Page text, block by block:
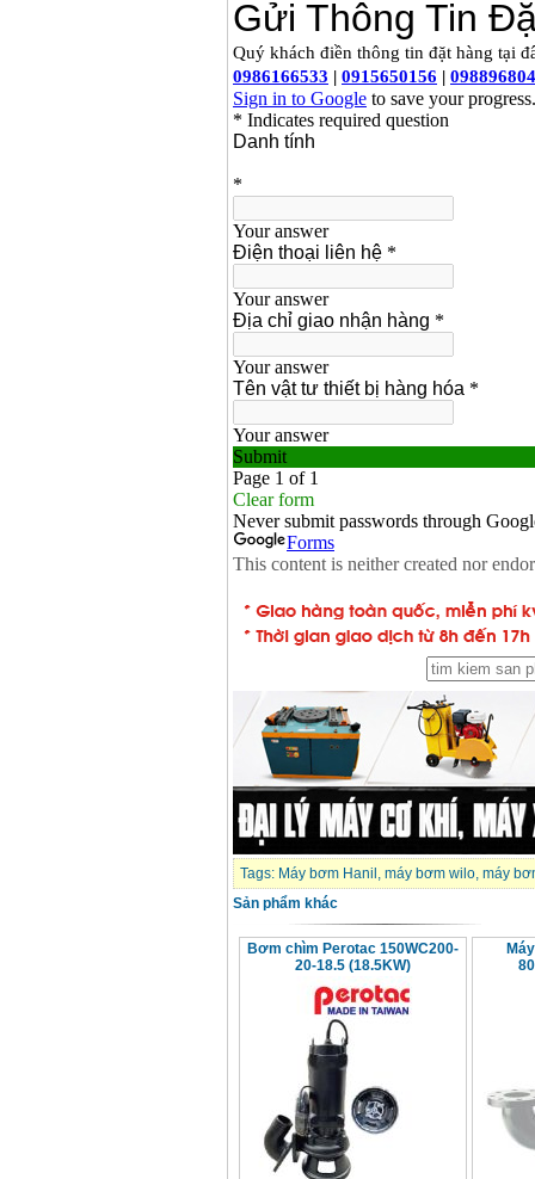
Tags: Máy bơm Hanil , máy bơm wilo, máy
Sản phẩm khác
Bơm chìm Perotac 150WC200-
20-18.5 (18.5KW)